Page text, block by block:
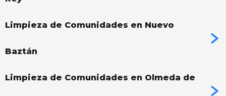
Limpieza de Comunidades en Nuevo
Baztán
Limpieza de Comunidades en Olmeda de